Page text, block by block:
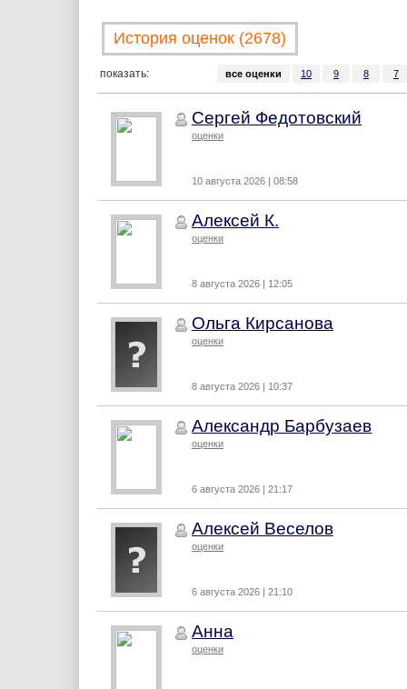
История оценок (2678)
показать: все оценки 10 9 8 7
Сергей Федотовский
оценки
10 августа 2026 | 08:58
Алексей К.
оценки
8 августа 2026 | 12:05
Ольга Кирсанова
оценки
8 августа 2026 | 10:37
Александр Барбузаев
оценки
6 августа 2026 | 21:17
Алексей Веселов
оценки
6 августа 2026 | 21:10
Анна
оценки